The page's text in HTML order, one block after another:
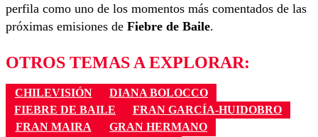
perfila como uno de los momentos más comentados de las
próximas emisiones de Fiebre de Baile.
OTROS TEMAS A EXPLORAR:
CHILEVISIÓN
DIANA BOLOCCO
FIEBRE DE BAILE
FRAN GARCÍA-HUIDOBRO
FRAN MAIRA
GRAN HERMANO